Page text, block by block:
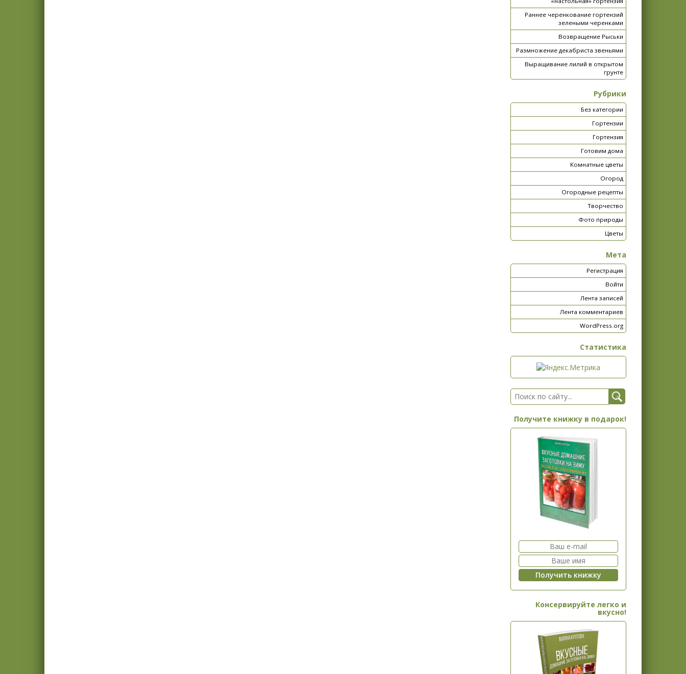
Раннее черенкование гортензий
зелеными черенками
Возвращение Рыськи
Размножение декабриста звеньями
Выращивание лилий в открытом
грунте
Рубрики
Без категории
Гортензии
Гортензия
Готовим дома
Комнатные цветы
Огород
Огородные рецепты
Творчество
Фото природы
Цветы
Мета
Регистрация
Войти
Лента записей
Лента комментариев
WordPress.org
Статистика
Получите книжку в подарок!
Консервируйте легко и
вкусно!